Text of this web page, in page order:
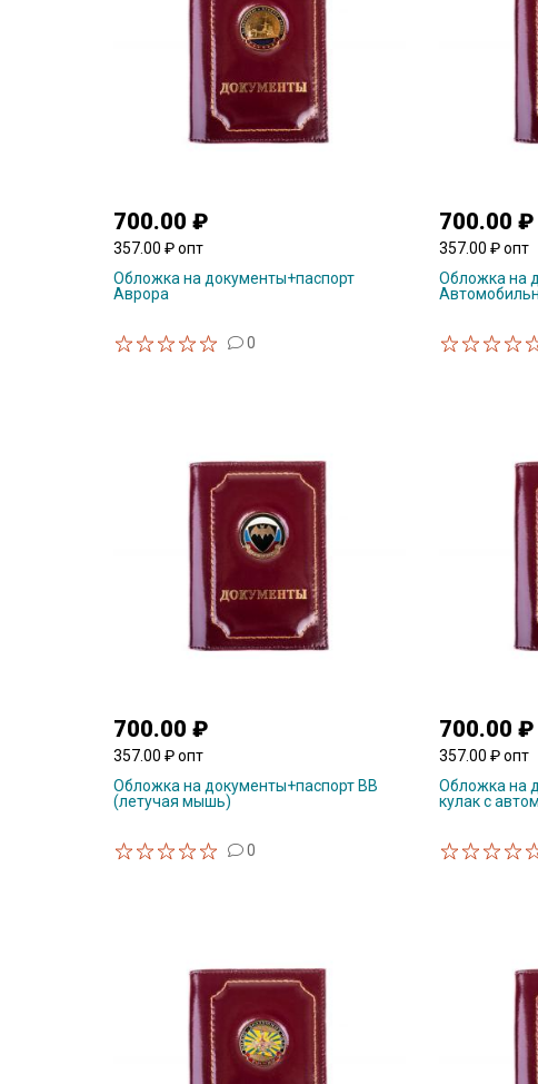
700.00 ₽
357.00 ₽ опт
Обложка на документы+паспорт
Аврора
0
700.00 ₽
357.00 ₽ опт
Обложка на
700.00 ₽
357.00 ₽ опт
Обложка на документы+паспорт ВВ
(летучая мышь)
0
700.00 ₽
357.00 ₽ опт
Обложка на
кулак с